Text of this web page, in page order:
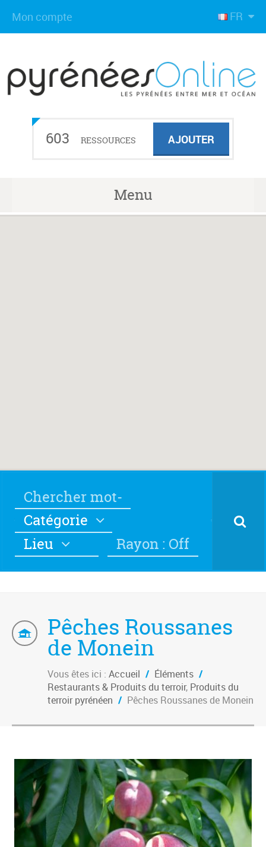
FR
Mon compte
603 RESSOURCES AJOUTER
Menu
Catégorie
Lieu
Rayon : Off
Pêches Roussanes
de Monein
Vous êtes ici : Accueil / Éléments /
Restaurants & Produits du terroir, Produits du
terroir pyrénéen / Pêches Roussanes de Monein